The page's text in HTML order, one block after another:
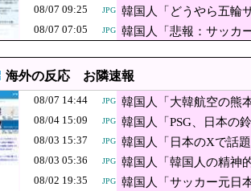
韓国人「韓国サッカー協会の性接
れ…（ﾌﾞﾙﾌﾞﾙ」＝韓国の反応
#韓国質問サイト 『韓国は光復した？独立し
【人口】日本人が減り「外国人が増えた」市区町村ラン
韓国人「多くを助けられず申し訳ない」交代出場したソ
【朗報】韓国人「59年やった店の最終日、深夜0時から行
文在寅、航空未経験の娘婿を重役にして収賄で起訴された
中国にて、誰も欲しがらないEVを「売れたこと」にし
ﾙ」＝韓国の反応
08/07 09:25 JPG
韓国人「どうやら五輪
ﾌﾞﾙ」＝韓国の反応
08/07 07:05 JPG
韓国人「悲報：サッカ
海外の反応 お隣速報
08/07 14:44 JPG 韓国人「大韓航空の熊
08/04 15:09 JPG
韓国人「PSG、日本の
ﾙ）」「レギュラーと
08/03 15:37 JPG 韓国人「日本のXで話
08/03 05:36 JPG 韓国人「韓国人の精神
08/02 19:35 JPG
韓国人「サッカー元日